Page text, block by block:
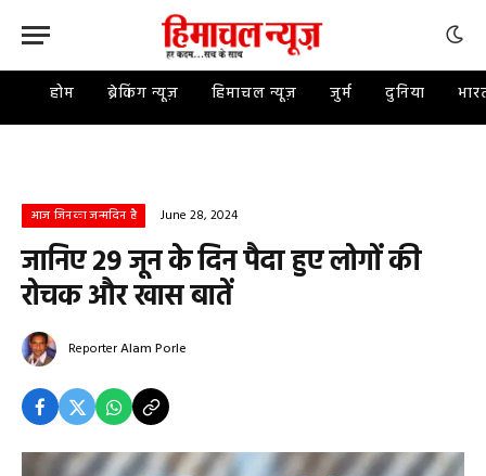
होम ब्रेकिंग न्यूज़ हिमाचल न्यूज़ जुर्म दुनिया
आज जिनका जन्मदिन है June 28, 2024
जानिए 29 जून के दिन पैदा हुए लोगों की
रोचक और खास बातें
ReporterAlam Porle